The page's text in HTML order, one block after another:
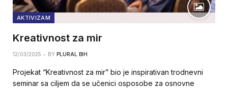
AKTIVIZAM
Kreativnost za mir
12/03/2025 BY PLURAL BIH
Projekat “Kreativnost za mir” bio je inspirativan trodnevni
seminar sa ciljem da se učenici osposobe za osnovne